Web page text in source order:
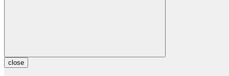
close